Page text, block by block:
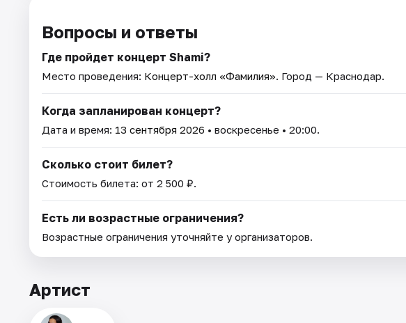
Вопросы и ответы
Где пройдет концерт Shami?
Место проведения: Концерт-холл «Фамилия». Город — Краснодар.
Когда запланирован концерт?
Дата и время: 13 сентября 2026 • воскресенье • 20:00.
Сколько стоит билет?
Стоимость билета: от 2 500 ₽.
Есть ли возрастные ограничения?
Возрастные ограничения уточняйте у организаторов.
Артист